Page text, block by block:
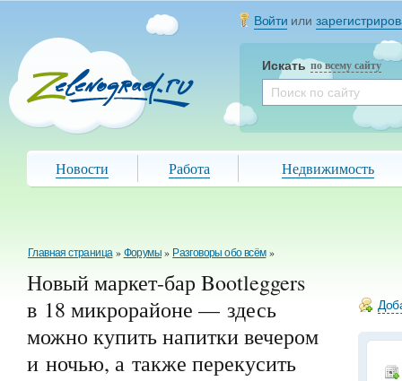
Войти или
Искать по всему сайту
Новости Работа Недвижимость
Главная страница »Форумы» Разговоры обо всём »
Новый маркет-бар Bootleggers
в 18 микрорайоне — здесь
можно купить напитки вечером
и ночью, а также перекусить